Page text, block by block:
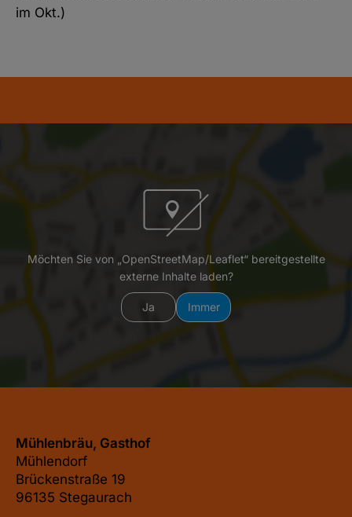
im Okt.)
Möchten Sie von „OpenStreetMap/Leaflet“ bereitgestellte
externe Inhalte laden?
Ja Immer
Mühlenbräu, Gasthof
Mühlendorf
Brückenstraße 19
96135 Stegaurach